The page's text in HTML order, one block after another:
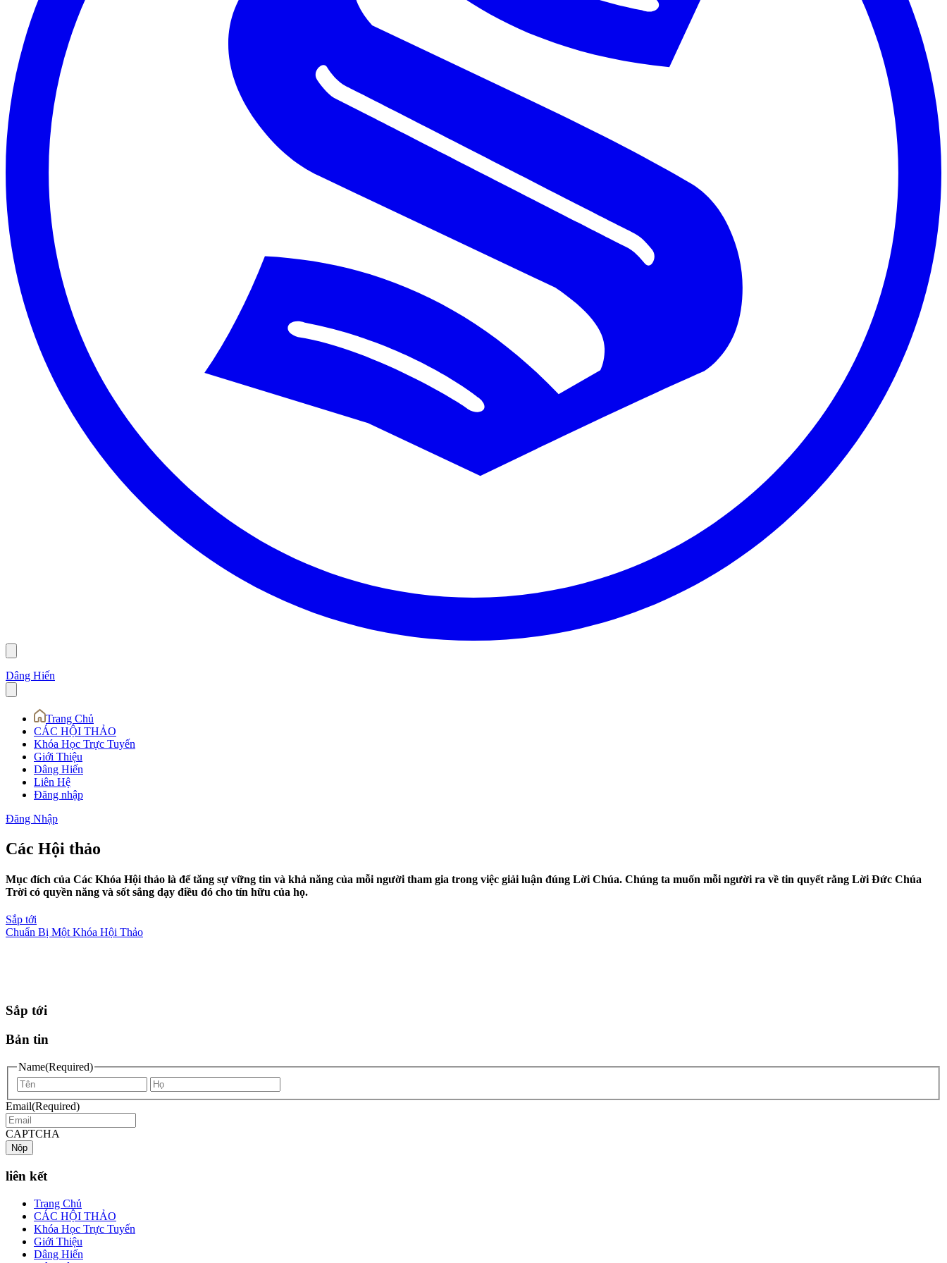
Dâng Hiến
Trang Chủ
CÁC HỘI THẢO
Khóa Học Trực Tuyến
Giới Thiệu
Dâng Hiến
Liên Hệ
Đăng nhập
Đăng Nhập
Các Hội thảo
Mục đích của Các Khóa Hội thảo là để tăng sự vững tin và khả năng của mỗi người tham gia trong việc giải luận đúng Lời Chúa. Chúng ta muốn mỗi người ra về tin quyết rằng Lời Đức Chúa
Trời có quyền năng và sốt sắng dạy điều đó cho tín hữu của họ.
Sắp tới
Chuẩn Bị Một Khóa Hội Thảo
Sắp tới
Bản tin
Name(Required)
First
name
name
Email(Required)
CAPTCHA
liên kết
Trang Chủ
CÁC HỘI THẢO
Khóa Học Trực Tuyến
Giới Thiệu
Dâng Hiến